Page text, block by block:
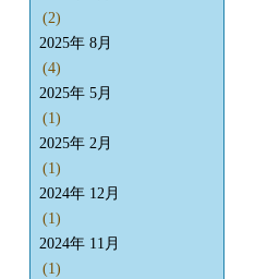
(2)
2025年 8月
(4)
2025年 5月
(1)
2025年 2月
(1)
2024年 12月
(1)
2024年 11月
(1)